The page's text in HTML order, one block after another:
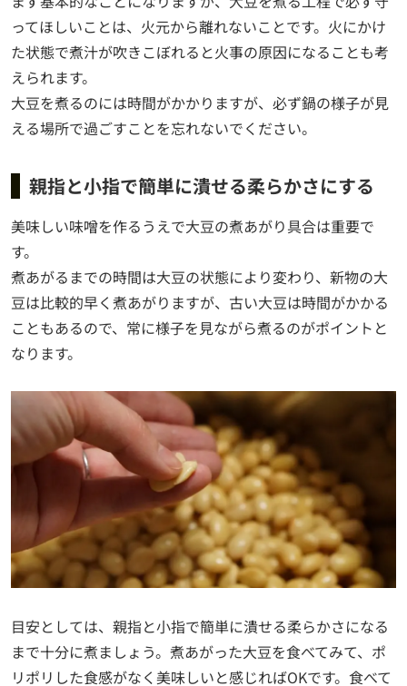
ってほしいことは、火元から離れないことです。火にかけ
た状態で煮汁が吹きこぼれると火事の原因になることも考
えられます。
大豆を煮るのには時間がかかりますが、必ず鍋の様子が見
える場所で過ごすことを忘れないでください。
親指と小指で簡単に潰せる柔らかさにする
美味しい味噌を作るうえで大豆の煮あがり具合は重要で
す。
煮あがるまでの時間は大豆の状態により変わり、新物の大
豆は比較的早く煮あがりますが、古い大豆は時間がかかる
こともあるので、常に様子を見ながら煮るのがポイントと
なります。
目安としては、親指と小指で簡単に潰せる柔らかさになる
まで十分に煮ましょう。煮あがった大豆を食べてみて、ポ
リポリした食感がなく美味しいと感じればOKです。食べて